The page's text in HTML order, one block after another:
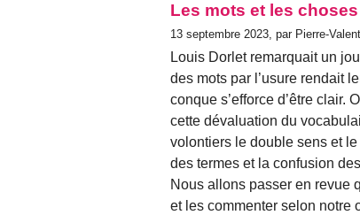
Les mots et les
13 septembre 2023, par Pierre-
Louis Dorlet remarquait un
des mots par l’usure rendait
conque s’efforce d’être clair.
cette dévaluation du
volontiers le double sens et
des termes et la confusion
Nous allons passer en revue
et les commenter selon notre